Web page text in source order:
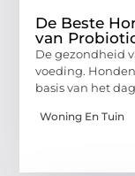
De Beste
van
De gezondheid
voeding.
basis van het
Woning En Tuin